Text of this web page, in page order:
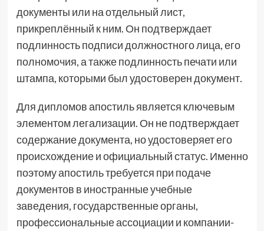
документы или на отдельный лист,
прикреплённый к ним. Он подтверждает
подлинность подписи должностного лица, его
полномочия, а также подлинность печати или
штампа, которыми был удостоверен документ.
Для дипломов апостиль является ключевым
элементом легализации. Он не подтверждает
содержание документа, но удостоверяет его
происхождение и официальный статус. Именно
поэтому апостиль требуется при подаче
документов в иностранные учебные
заведения, государственные органы,
профессиональные ассоциации и компании-